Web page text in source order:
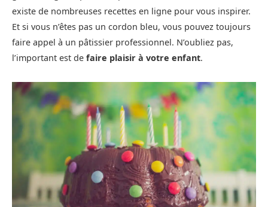
existe de nombreuses recettes en ligne pour vous inspirer.
Et si vous n’êtes pas un cordon bleu, vous pouvez toujours
faire appel à un pâtissier professionnel. N’oubliez pas,
l’important est de faire plaisir à votre enfant.